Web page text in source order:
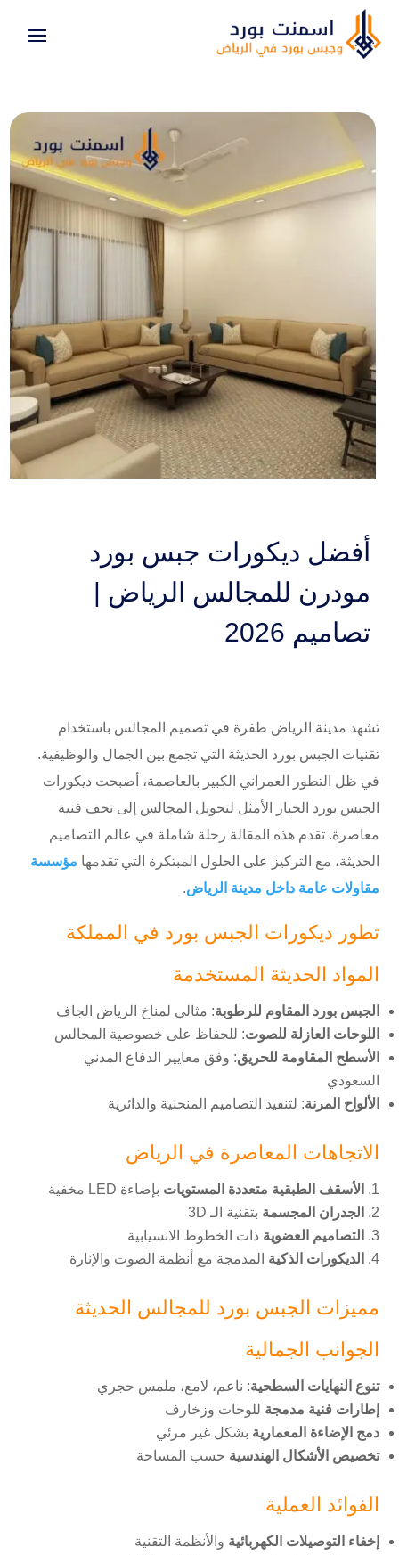
أفضل ديكورات جبس بورد
مودرن للمجالس الرياض |
تصاميم 2026
تشهد مدينة الرياض طفرة في تصميم المجالس باستخدام
تقنيات الجبس بورد الحديثة التي تجمع بين الجمال والوظيفية.
في ظل التطور العمراني الكبير بالعاصمة، أصبحت ديكورات
الجبس بورد الخيار الأمثل لتحويل المجالس إلى تحف فنية
معاصرة. تقدم هذه المقالة رحلة شاملة في عالم التصاميم
الحديثة، مع التركيز على الحلول المبتكرة التي تقدمها مؤسسة
مقاولات عامة داخل مدينة الرياض.
تطور ديكورات الجبس بورد في المملكة
المواد الحديثة المستخدمة
الجبس بورد المقاوم للرطوبة: مثالي لمناخ الرياض الجاف
اللوحات العازلة للصوت: للحفاظ على خصوصية المجالس
الأسطح المقاومة للحريق: وفق معايير الدفاع المدني
السعودي
الألواح المرنة: لتنفيذ التصاميم المنحنية والدائرية
الاتجاهات المعاصرة في الرياض
الأسقف الطبقية متعددة المستويات بإضاءة LED مخفية
الجدران المجسمة بتقنية الـ 3D
التصاميم العضوية ذات الخطوط الانسيابية
الديكورات الذكية المدمجة مع أنظمة الصوت والإنارة
مميزات الجبس بورد للمجالس الحديثة
الجوانب الجمالية
تنوع النهايات السطحية: ناعم، لامع، ملمس حجري
إطارات فنية مدمجة للوحات وزخارف
دمج الإضاءة المعمارية بشكل غير مرئي
تخصيص الأشكال الهندسية حسب المساحة
الفوائد العملية
إخفاء التوصيلات الكهربائية والأنظمة التقنية